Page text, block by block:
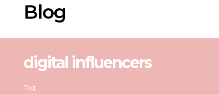
Blog
digital influencers
Tag